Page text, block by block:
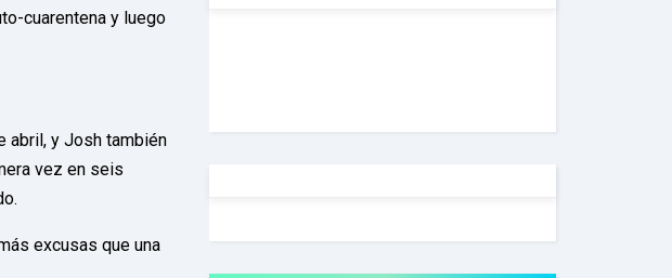
cuarentena y luego
abril, y Josh también
vez en seis
excusas que una
L
I